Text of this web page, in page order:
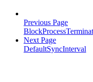
Previous Page
Next Page
DefaultSyncInterval